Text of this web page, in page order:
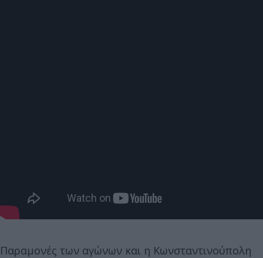
Παραμονές των αγώνων και η Κωνσταντινούπολη